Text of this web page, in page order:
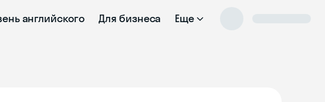
английского Для бизнеса Еще